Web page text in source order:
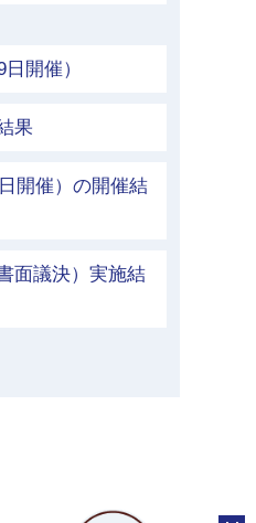
開催）
果
開催）の開催結
面議決）実施結